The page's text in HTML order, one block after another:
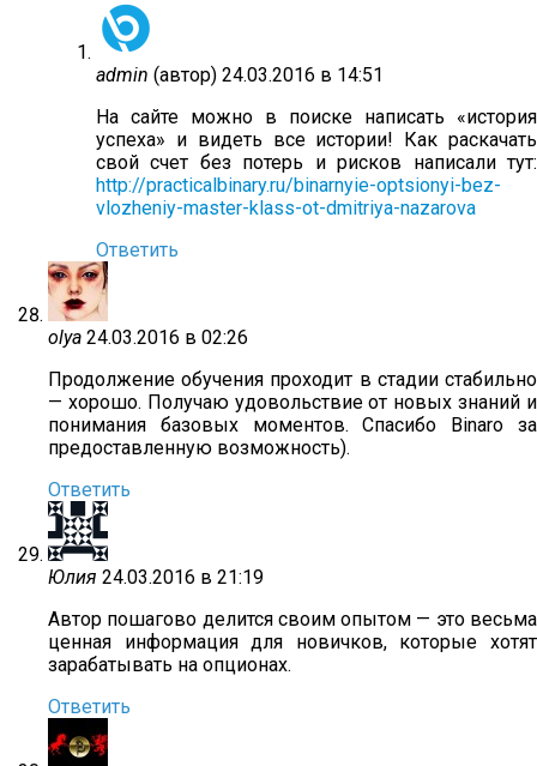
admin (автор) 24.03.2016 в 14:51
На сайте можно в поиске написать «история
успеха» и видеть все истории! Как раскачать
свой счет без потерь и рисков написали тут:
http://practicalbinary.ru/binarnyie-optsionyi-bez-
vlozheniy-master-klass-ot-dmitriya-nazarova
Ответить
olya 24.03.2016 в 02:26
Продолжение обучения проходит в стадии стабильно
— хорошо. Получаю удовольствие от новых знаний и
понимания базовых моментов. Спасибо Binaro за
предоставленную возможность).
Ответить
Юлия 24.03.2016 в 21:19
Автор пошагово делится своим опытом — это весьма
ценная информация для новичков, которые хотят
зарабатывать на опционах.
Ответить